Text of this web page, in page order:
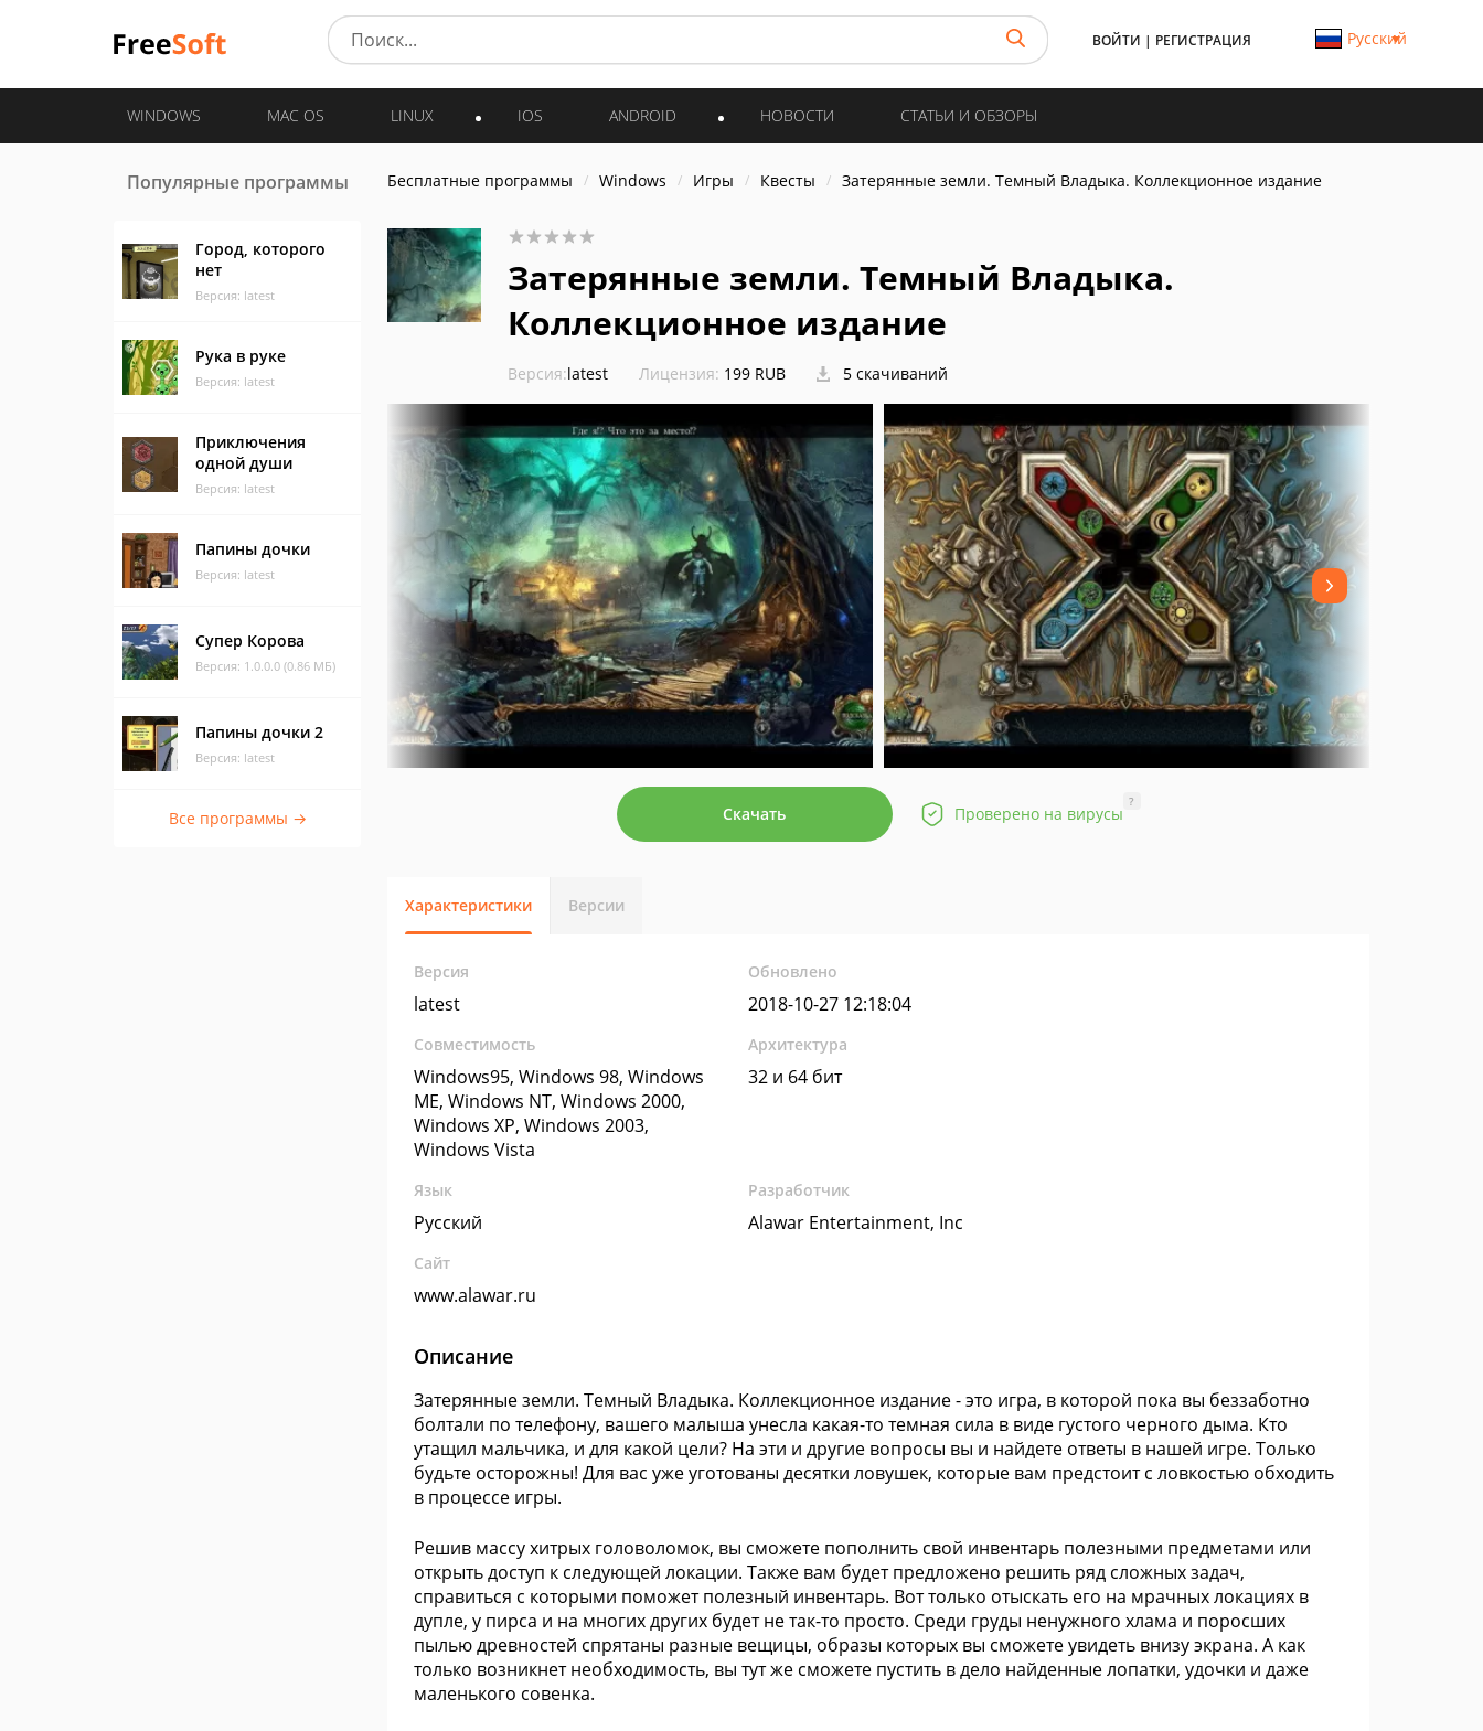
ВОЙТИ | РЕГИСТРАЦИЯ Русский
WINDOWS MAC OS LINUX IOS ANDROID НОВОСТИ СТАТЬИ И ОБЗОРЫ
Популярные программы
Город, которого
нет
Версия: latest
Рука в руке
Версия: latest
Приключения
одной души
Версия: latest
Папины дочки
Версия: latest
Супер Корова
Версия: 1.0.0.0 (0.86 МБ)
Папины дочки 2
Версия: latest
Все программы →
Бесплатные программы Windows Игры Квесты Затерянные земли. Темный Владыка. Коллекционное издание
Затерянные земли. Темный Владыка.
Коллекционное издание
Версия:latest Лицензия: 199 RUB 5 скачиваний
Скачать Проверено на вирусы
?
Характеристики Версии
Версия
latest
Обновлено
2018-10-27 12:18:04
Совместимость
Windows95, Windows 98, Windows
ME, Windows NT, Windows 2000,
Windows XP, Windows 2003,
Windows Vista
Архитектура
32 и 64 бит
Язык
Русский
Разработчик
Alawar Entertainment, Inc
Сайт
www.alawar.ru
Описание
Затерянные земли. Темный Владыка. Коллекционное издание - это игра, в которой пока вы беззаботно
болтали по телефону, вашего малыша унесла какая-то темная сила в виде густого черного дыма. Кто
утащил мальчика, и для какой цели? На эти и другие вопросы вы и найдете ответы в нашей игре. Только
будьте осторожны! Для вас уже уготованы десятки ловушек, которые вам предстоит с ловкостью обходить
в процессе игры.
Решив массу хитрых головоломок, вы сможете пополнить свой инвентарь полезными предметами или
открыть доступ к следующей локации. Также вам будет предложено решить ряд сложных задач,
справиться с которыми поможет полезный инвентарь. Вот только отыскать его на мрачных локациях в
дупле, у пирса и на многих других будет не так-то просто. Среди груды ненужного хлама и поросших
пылью древностей спрятаны разные вещицы, образы которых вы сможете увидеть внизу экрана. А как
только возникнет необходимость, вы тут же сможете пустить в дело найденные лопатки, удочки и даже
маленького совенка.